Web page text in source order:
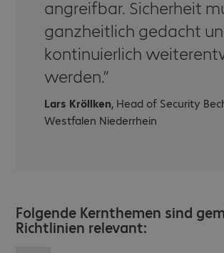
angreifbar. Sicherheit
ganzheitlich gedacht
kontinuierlich
werden.
Lars Kröllken, Head of Security
Westfalen Niederrhein
Folgende Kernthemen sind
Richtlinien relevant: